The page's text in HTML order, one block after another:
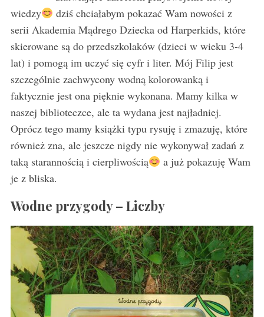
wiedzy
dziś chciałabym pokazać Wam nowości z
serii Akademia Mądrego Dziecka od Harperkids, które
skierowane są do przedszkolaków (dzieci w wieku 3-4
lat) i pomogą im uczyć się cyfr i liter. Mój Filip jest
szczególnie zachwycony wodną kolorowanką i
faktycznie jest ona pięknie wykonana. Mamy kilka w
naszej biblioteczce, ale ta wydana jest najładniej.
Oprócz tego mamy książki typu rysuję i zmazuję, które
również zna, ale jeszcze nigdy nie wykonywał zadań z
taką starannością i cierpliwością
a już pokazuję Wam
je z bliska.
Wodne przygody – Liczby